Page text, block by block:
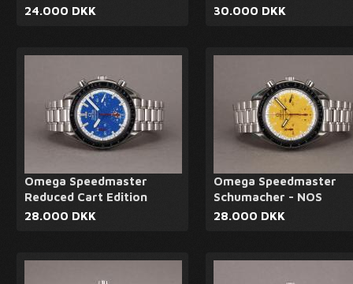
24.000 DKK
30.000 DKK
Omega Speedmaster
Reduced Cart Edition
28.000 DKK
Omega Speedmaster
Schumacher - NOS
28.000 DKK